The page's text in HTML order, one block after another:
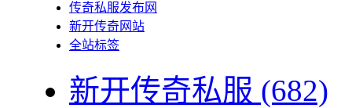
传奇私服发布网
新开传奇网站
全站标签
新开传奇私服 (682)